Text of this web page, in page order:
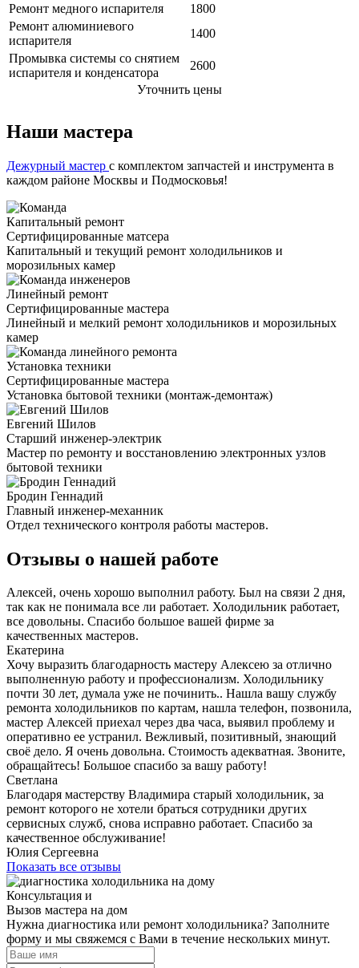
Ремонт медного испарителя
1800
Ремонт алюминиевого
испарителя
1400
Промывка системы со снятием
испарителя и конденсатора
2600
Уточнить цены
Наши мастера
Дежурный мастер с комплектом запчастей и инструмента в
каждом районе Москвы и Подмосковья!
Капитальный ремонт
Сертифицированные матсера
Капитальный и текущий ремонт холодильников и
морозильных камер
Линейный ремонт
Сертифицированные мастера
Линейный и мелкий ремонт холодильников и морозильных
камер
Установка техники
Сертифицированные мастера
Установка бытовой техники (монтаж-демонтаж)
Евгений Шилов
Старший инженер-электрик
Мастер по ремонту и восстановлению электронных узлов
бытовой техники
Бродин Геннадий
Главный инженер-механник
Отдел технического контроля работы мастеров.
Отзывы о нашей работе
Алексей, очень хорошо выполнил работу. Был на связи 2 дня,
так как не понимала все ли работает. Холодильник работает,
все довольны. Спасибо большое вашей фирме за
качественных мастеров.
Екатерина
Хочу выразить благодарность мастеру Алексею за отлично
выполненную работу и профессионализм. Холодильнику
почти 30 лет, думала уже не починить.. Нашла вашу службу
ремонта холодильников по картам, нашла телефон, позвонила,
мастер Алексей приехал через два часа, выявил проблему и
оперативно ее устранил. Вежливый, позитивный, знающий
своё дело. Я очень довольна. Стоимость адекватная. Звоните,
обращайтесь! Большое спасибо за вашу работу!
Светлана
Благодаря мастерству Владимира старый холодильник, за
ремонт которого не хотели браться сотрудники других
сервисных служб, снова исправно работает. Спасибо за
качественное обслуживание!
Юлия Сергеевна
Показать все отзывы
Консультация и
Вызов мастера на дом
Нужна диагностика или ремонт холодильника? Заполните
форму и мы свяжемся с Вами в течение нескольких минут.